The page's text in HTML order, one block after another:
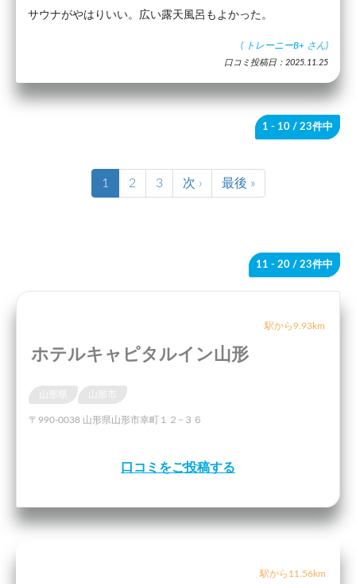
サウナがやはりいい。広い露天風呂もよかった。
( トレーニーB+ さん)
口コミ投稿日：2025.11.25
1 - 10 / 23件中
1 2 3 次 › 最後 »
11 - 20 / 23件中
駅から9.93km
ホテルキャピタルイン山形
〒990-0038 山形県山形市幸町１２−３６
口コミをご投稿する
駅から11.56km